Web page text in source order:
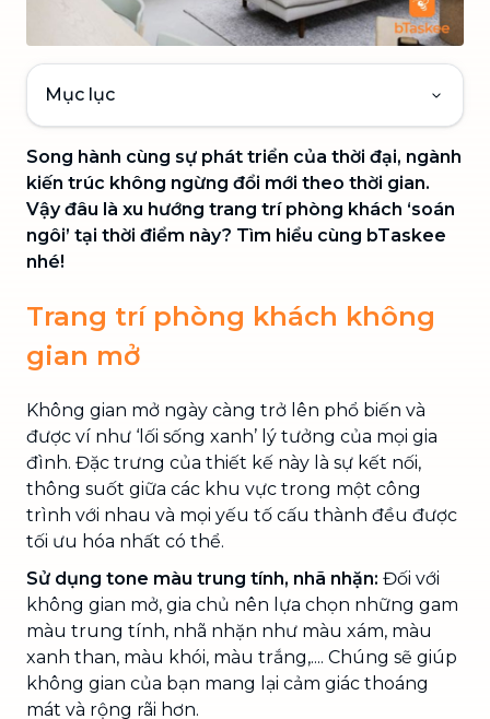
Mục lục
Song hành cùng sự phát triển của thời đại, ngành
kiến trúc không ngừng đổi mới theo thời gian.
Vậy đâu là xu hướng trang trí phòng khách ‘soán
ngôi’ tại thời điểm này? Tìm hiểu cùng bTaskee
nhé!
Trang trí phòng khách không
gian mở
Không gian mở ngày càng trở lên phổ biến và
được ví như ‘lối sống xanh’ lý tưởng của mọi gia
đình. Đặc trưng của thiết kế này là sự kết nối,
thông suốt giữa các khu vực trong một công
trình với nhau và mọi yếu tố cấu thành đều được
tối ưu hóa nhất có thể.
Sử dụng tone màu trung tính, nhã nhặn: Đối với
không gian mở, gia chủ nên lựa chọn những gam
màu trung tính, nhã nhặn như màu xám, màu
xanh than, màu khói, màu trắng,.... Chúng sẽ giúp
không gian của bạn mang lại cảm giác thoáng
mát và rộng rãi hơn.